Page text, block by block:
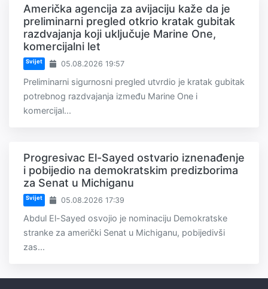
Američka agencija za avijaciju kaže da je
preliminarni pregled otkrio kratak gubitak
razdvajanja koji uključuje Marine One,
komercijalni let
Svijet 05.08.2026 19:57
Preliminarni sigurnosni pregled utvrdio je kratak gubitak
potrebnog razdvajanja između Marine One i
komercijal...
Progresivac El-Sayed ostvario iznenađenje
i pobijedio na demokratskim predizborima
za Senat u Michiganu
Svijet 05.08.2026 17:39
Abdul El-Sayed osvojio je nominaciju Demokratske
stranke za američki Senat u Michiganu, pobijedivši
zas...